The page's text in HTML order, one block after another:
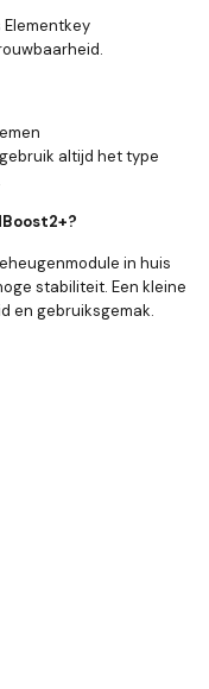
altijd het type
in huis
stabiliteit. Een kleine
en gebruiksgemak.